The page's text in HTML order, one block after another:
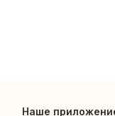
Наше